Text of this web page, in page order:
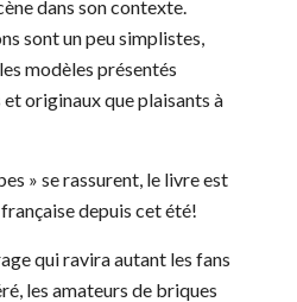
dans son contexte.
sont un peu simplistes,
modèles présentés
originaux que plaisants à
» se rassurent, le livre est
depuis cet été!
qui ravira autant les fans
les amateurs de briques